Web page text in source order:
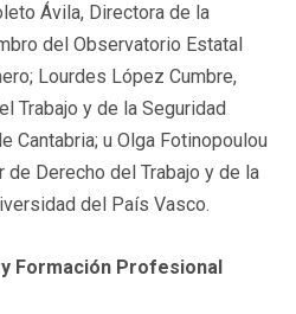
Ávila, Directora de la
del Observatorio Estatal
Lourdes López Cumbre,
Trabajo y de la Seguridad
Cantabria; u Olga Fotinopoulou
Derecho del Trabajo y de la
del País Vasco.
Formación Profesional